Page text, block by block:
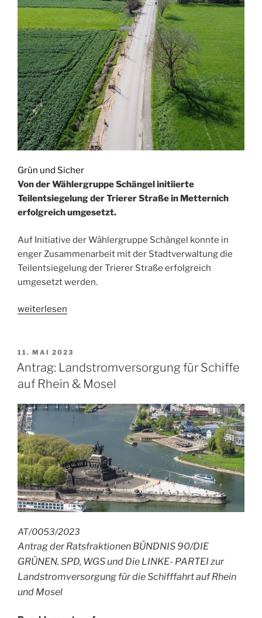
Grün und Sicher
Von der Wählergruppe Schängel initiierte
Teilentsiegelung der Trierer Straße in Metternich
erfolgreich umgesetzt.
Auf Initiative der Wählergruppe Schängel konnte in
enger Zusammenarbeit mit der Stadtverwaltung die
Teilentsiegelung der Trierer Straße erfolgreich
umgesetzt werden.
„Verkehrsberuhigung
weiterlesen
VERÖFFENTLICHT
AM
11. MAI 2023
Antrag: Landstromversorgung für Schiffe
auf Rhein & Mosel
AT/0053/2023
Antrag der Ratsfraktionen BÜNDNIS 90/DIE
GRÜNEN, SPD, WGS und Die LINKE- PARTEI zur
Landstromversorgung für die Schifffahrt auf Rhein
und Mosel